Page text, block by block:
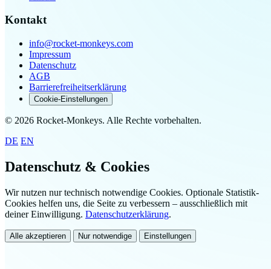
Kontakt
info@rocket-monkeys.com
Impressum
Datenschutz
AGB
Barrierefreiheitserklärung
Cookie-Einstellungen
© 2026 Rocket-Monkeys. Alle Rechte vorbehalten.
DE EN
Datenschutz & Cookies
Wir nutzen nur technisch notwendige Cookies. Optionale Statistik-
Cookies helfen uns, die Seite zu verbessern – ausschließlich mit
deiner Einwilligung. Datenschutzerklärung.
Alle akzeptieren Nur notwendige Einstellungen